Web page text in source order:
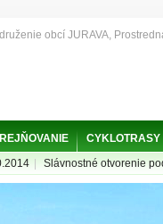
CYKLOTRASY
Slávnostné otvorenie
obcí JURAVA,